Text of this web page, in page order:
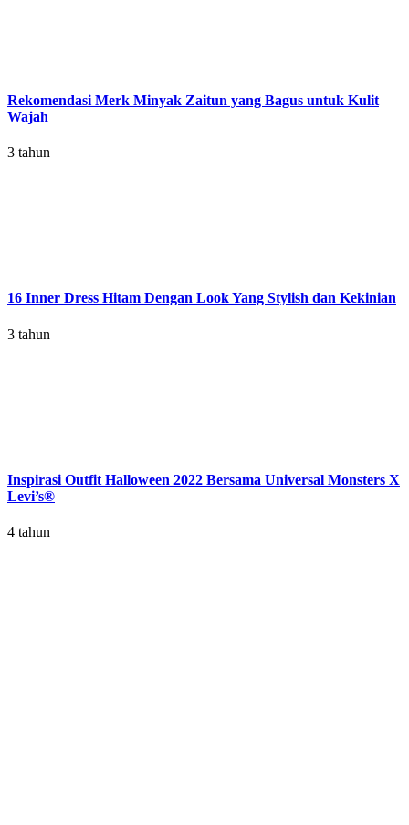
Rekomendasi Merk Minyak Zaitun yang Bagus untuk Kulit
Wajah
3 tahun
16 Inner Dress Hitam Dengan Look Yang Stylish dan Kekinian
3 tahun
Inspirasi Outfit Halloween 2022 Bersama Universal Monsters X
Levi’s®
4 tahun